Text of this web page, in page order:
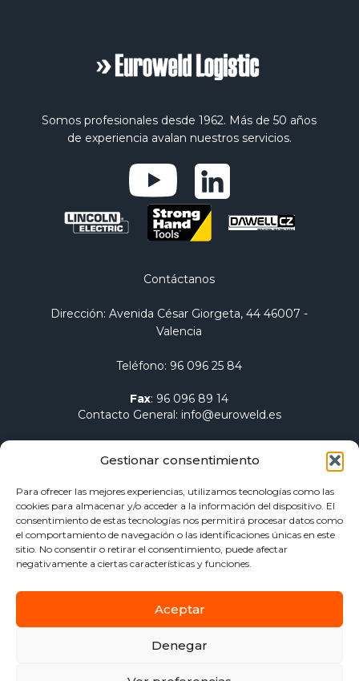
Gestionar consentimiento
Para ofrecer las mejores experiencias, utilizamos tecnologías como las
cookies para almacenar y/o acceder a la información del dispositivo. El
consentimiento de estas tecnologías nos permitirá procesar datos como
el comportamiento de navegación o las identificaciones únicas en este
sitio. No consentir o retirar el consentimiento, puede afectar
negativamente a ciertas características y funciones.
Aceptar
Denegar
Somos profesionales desde 1962. Más de 50 años
de experiencia avalan nuestros servicios.
Quiénes somos
Equipos de soldadura
Electrodos para soldadura
Blog
Política de privacidad
Contáctanos
Dirección: Avenida César Giorgeta, 44 46007 -
Valencia
Teléfono: 96 096 25 84
Fax: 96 096 89 14
Contacto General: info@euroweld.es